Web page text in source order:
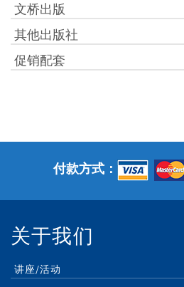
文桥出版
其他出版社
促销配套
付款方式：
关于我们
讲座/活动